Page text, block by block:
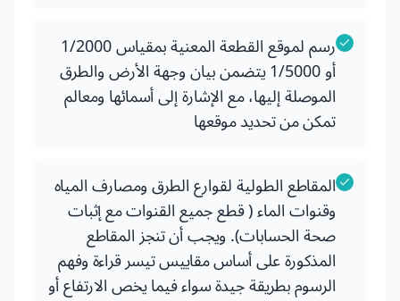
رسم لموقع القطعة المعنية بمقياس 1/2000
أو 1/5000 يتضمن بيان وجهة الأرض والطرق
الموصلة إليها، مع الإشارة إلى أسمائها ومعالم
تمكن من تحديد موقعها
المقاطع الطولية لقوارع الطرق ومصارف المياه
وقنوات الماء ( قطع جميع القنوات مع إثبات
صحة الحسابات). ويجب أن تنجز المقاطع
المذكورة على أساس مقاييس تيسر قراءة وفهم
الرسوم بطريقة جيدة سواء فيما يخص الارتفاع أو